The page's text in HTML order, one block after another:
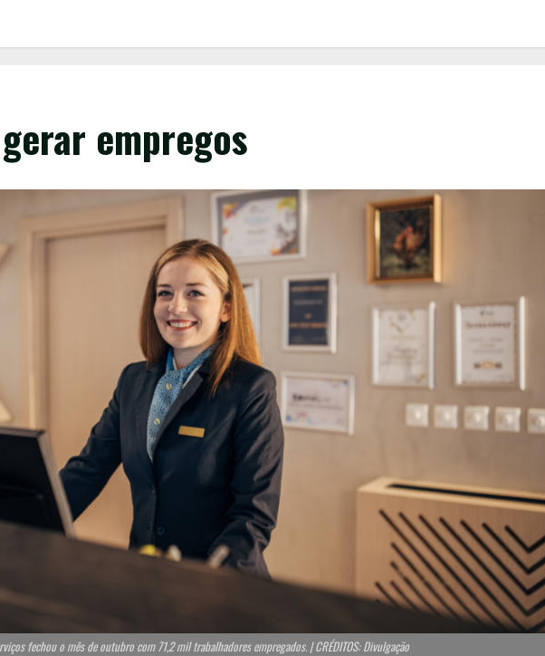
empregos
fechou o mês de outubro com 71,2 mil trabalhadores empregados. | CRÉDITOS: Divulgação